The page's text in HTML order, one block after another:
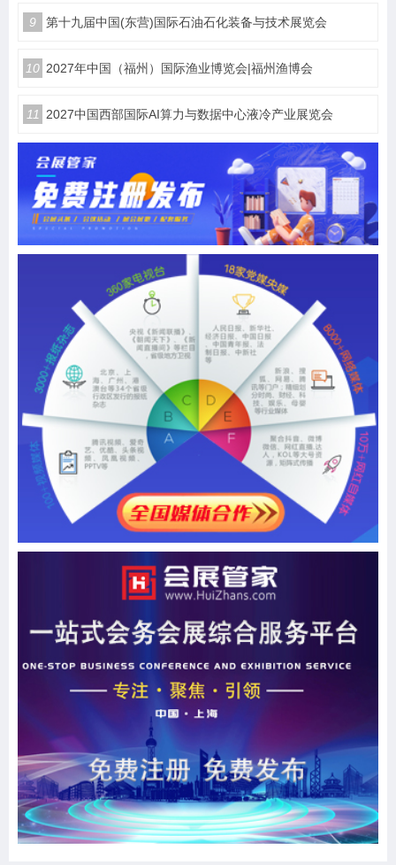
9 第十九届中国(东营)国际石油石化装备与技术展览会
10 2027年中国（福州）国际渔业博览会|福州渔博会
11 2027中国西部国际AI算力与数据中心液冷产业展览会